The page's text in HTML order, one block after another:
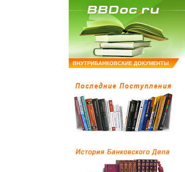
ВНУТРИБАНКОВСКИЕ ДОКУМЕНТЫ